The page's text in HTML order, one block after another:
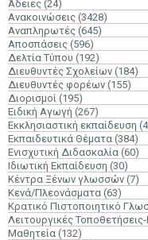
Άδειες (24)
Ανακοινώσεις (3428)
Αναπληρωτές (645)
Αποσπάσεις (596)
Δελτία Τύπου (192)
Διευθυντές Σχολείων (184)
Διευθυντές φορέων (155)
Διορισμοί (195)
Ειδική Αγωγή (267)
Εκκλησιαστική εκπαίδευση
Εκπαιδευτικά Θέματα (384)
Ενισχυτική Διδασκαλία (60)
Ιδιωτική Εκπαίδευση (30)
Κέντρα Ξένων γλωσσών (7)
Κενά/Πλεονάσματα (63)
Κρατικό Πιστοποιητικό
Λειτουργικές
Μαθητεία (132)